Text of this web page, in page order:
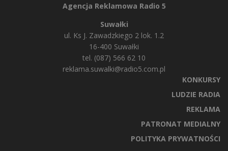
Agencja Reklamowa Radio 5
Suwałki
ul. Ks J. Zawadzkiego 2 lok. 1.2
16-400 Suwałki
tel. (087) 566 62 10
reklama.suwalki@radio5.com.pl
KONKURSY
LUDZIE RADIA
REKLAMA
PATRONAT MEDIALNY
POLITYKA PRYWATNOŚCI